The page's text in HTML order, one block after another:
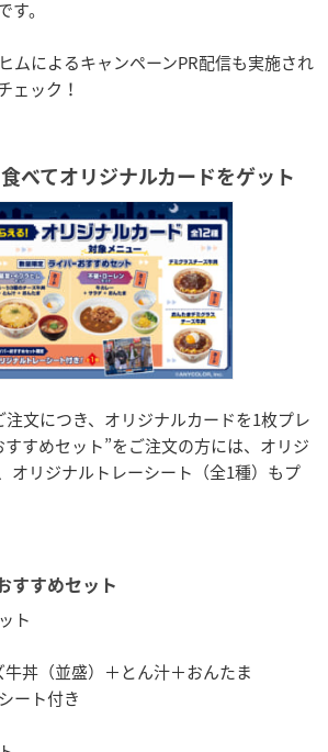
す。
ムによるキャンペーンPR配信も実施され
ェック！
べてオリジナルカードをゲット
文につき、オリジナルカードを1枚プレ
すめセット”をご注文の方には、オリジ
オリジナルトレーシート（全1種）もプ
すすめセット
ト
丼（並盛）＋とん汁＋おんたま
ート付き